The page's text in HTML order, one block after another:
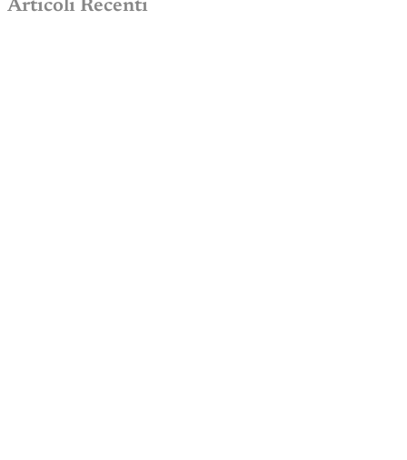
Articoli Recenti